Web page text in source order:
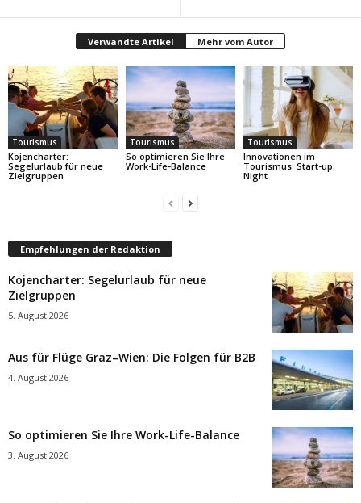
Verwandte Artikel Mehr vom Autor
Tourismus
Kojencharter:
Segelurlaub für neue
Zielgruppen
Tourismus
So optimieren Sie Ihre
Work-Life-Balance
Tourismus
Innovationen im
Tourismus: Start-up
Night
Empfehlungen der Redaktion
Kojencharter: Segelurlaub für neue
Zielgruppen
5. August 2026
Aus für Flüge Graz–Wien: Die Folgen für B2B
4. August 2026
So optimieren Sie Ihre Work-Life-Balance
3. August 2026